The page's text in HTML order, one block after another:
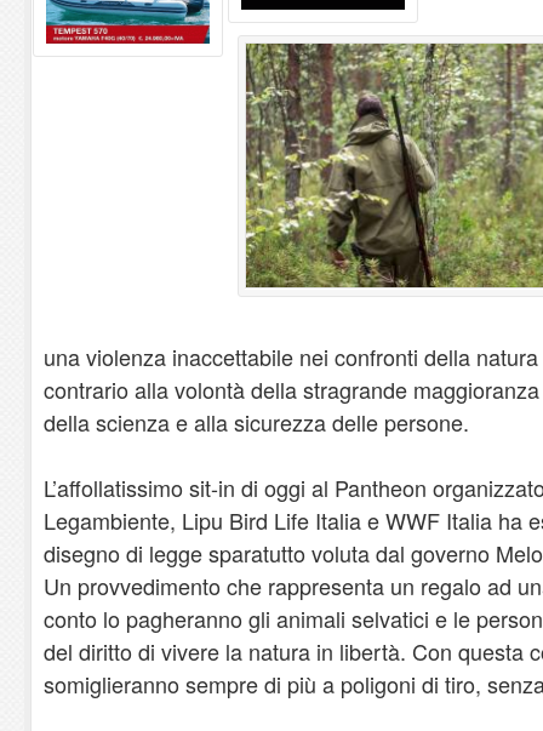
una violenza inaccettabile nei confronti della
contrario alla volontà della stragrande
della scienza e alla sicurezza delle persone.
L’affollatissimo sit-in di oggi al Pantheon
Legambiente, Lipu Bird Life Italia e WWF Italia ha
disegno di legge sparatutto voluta dal governo
Un provvedimento che rappresenta un regalo ad
conto lo pagheranno gli animali selvatici e le
del diritto di vivere la natura in libertà. Con questa
somiglieranno sempre di più a poligoni di tiro,